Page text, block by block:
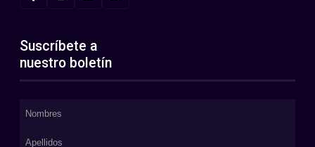
Suscríbete a
nuestro boletín